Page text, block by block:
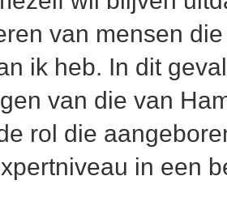
van mensen
ik heb. In dit
van die van
rol die
in een